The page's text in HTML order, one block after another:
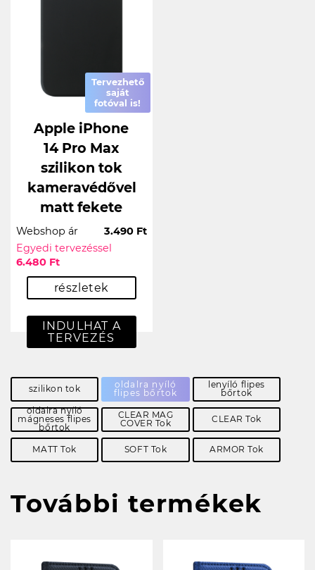
Tervezhető
saját
fotóval is!
Apple iPhone
14 Pro Max
szilikon tok
kameravédővel
matt fekete
Webshop ár
3.490 Ft
Egyedi tervezéssel
6.480 Ft
részletek
INDULHAT A
TERVEZÉS
szilikon tok
oldalra nyíló
flipes bőrtok
lenyíló flipes
bőrtok
oldalra nyíló
mágneses flipes
bőrtok
CLEAR MAG
COVER Tok
CLEAR Tok
MATT Tok SOFT Tok ARMOR Tok
További termékek